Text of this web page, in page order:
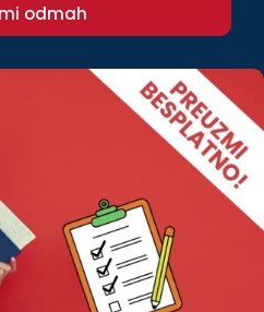
već i način da
priprema,
i adekvatno putno
sigurnost i
čarima novih
odmah